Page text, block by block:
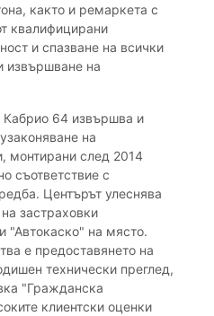
както и ремаркета с
квалифицирани
и спазване на всички
извършване на
Кабрио 64 извършва и
на
монтирани след 2014
съответствие с
Центърът улеснява
застраховки
"Автокаско" на място.
е предоставянето на
технически преглед,
"Гражданска
клиентски оценки